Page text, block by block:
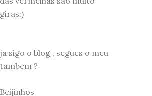
giras:)
ja sigo o blog , segues o meu
tambem ?
Beijinhos